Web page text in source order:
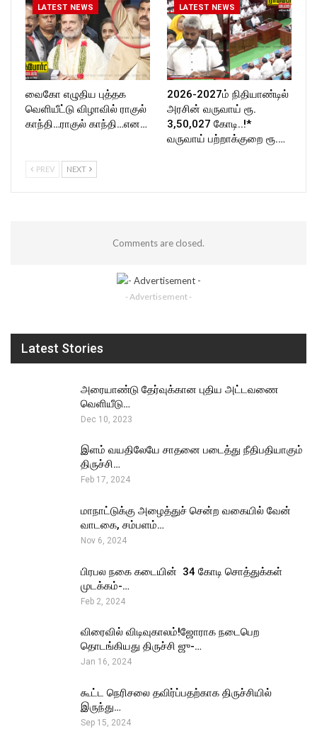
LATEST NEWS
வைகோ எழுதிய புத்தக
வெளியீட்டு விழாவில் ராகுல்
காந்தி…ராகுல் காந்தி…என…
LATEST NEWS
2026-2027ம் நிதியாண்டில்
அரசின் வருவாய் ரூ.
3,50,027 கோடி..!*
வருவாய் பற்றாக்குறை ரூ.…
PREV NEXT
Comments are closed.
- Advertisement -
Latest Stories
அரையாண்டு தேர்வுக்கான புதிய அட்டவணை
வெளியீடு…
Dec 10, 2023
இளம் வயதிலேயே சாதனை படைத்து நீதிபதியாகும்
திருச்சி…
Feb 17, 2024
மாநாட்டுக்கு அழைத்துச் சென்ற வகையில் வேன்
வாடகை, சம்பளம்…
Nov 6, 2024
பிரபல நகை கடையின் ₹ 34 கோடி சொத்துக்கள்
முடக்கம்-…
Feb 2, 2024
விரைவில் விடிவுகாலம்!ஜோராக நடைபெற
தொடங்கியது திருச்சி ஜு-…
Jan 16, 2024
கூட்ட நெரிசலை தவிர்ப்பதற்காக திருச்சியில்
இருந்து…
Sep 15, 2024